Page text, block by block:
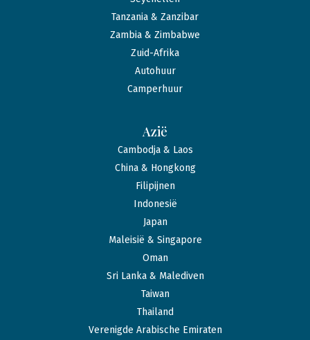
Tanzania & Zanzibar
Zambia & Zimbabwe
Zuid-Afrika
Autohuur
Camperhuur
Azië
Cambodja & Laos
China & Hongkong
Filipijnen
Indonesië
Japan
Maleisië & Singapore
Oman
Sri Lanka & Malediven
Taiwan
Thailand
Verenigde Arabische Emiraten